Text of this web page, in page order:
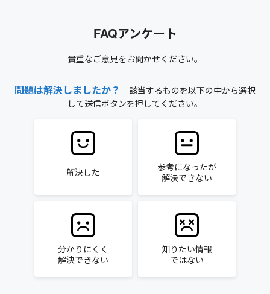
FAQアンケート
貴重なご意見をお聞かせください。
問題は解決しましたか？
該当するものを以下の中から選択
して送信ボタンを押してください。
解決した
参考になったが
解決できない
分かりにくく
解決できない
知りたい情報
ではない